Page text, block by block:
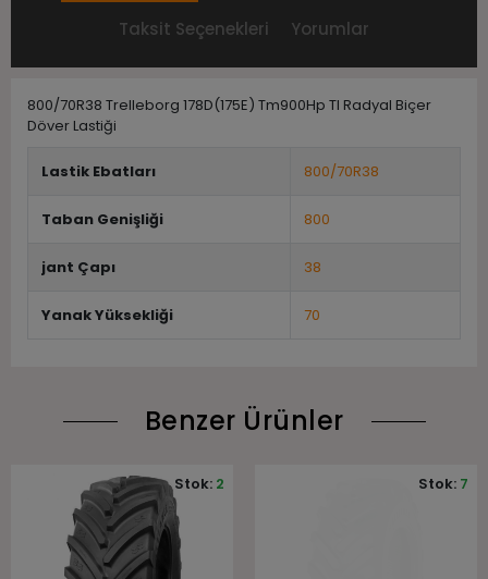
Taksit Seçenekleri Yorumlar
800/70R38 Trelleborg 178D(175E) Tm900Hp Tl Radyal Biçer
Döver Lastiği
Lastik Ebatları 800/70R38
Taban Genişliği 800
jant Çapı 38
Yanak Yüksekliği 70
Benzer Ürünler
Stok: 2 Stok: 7